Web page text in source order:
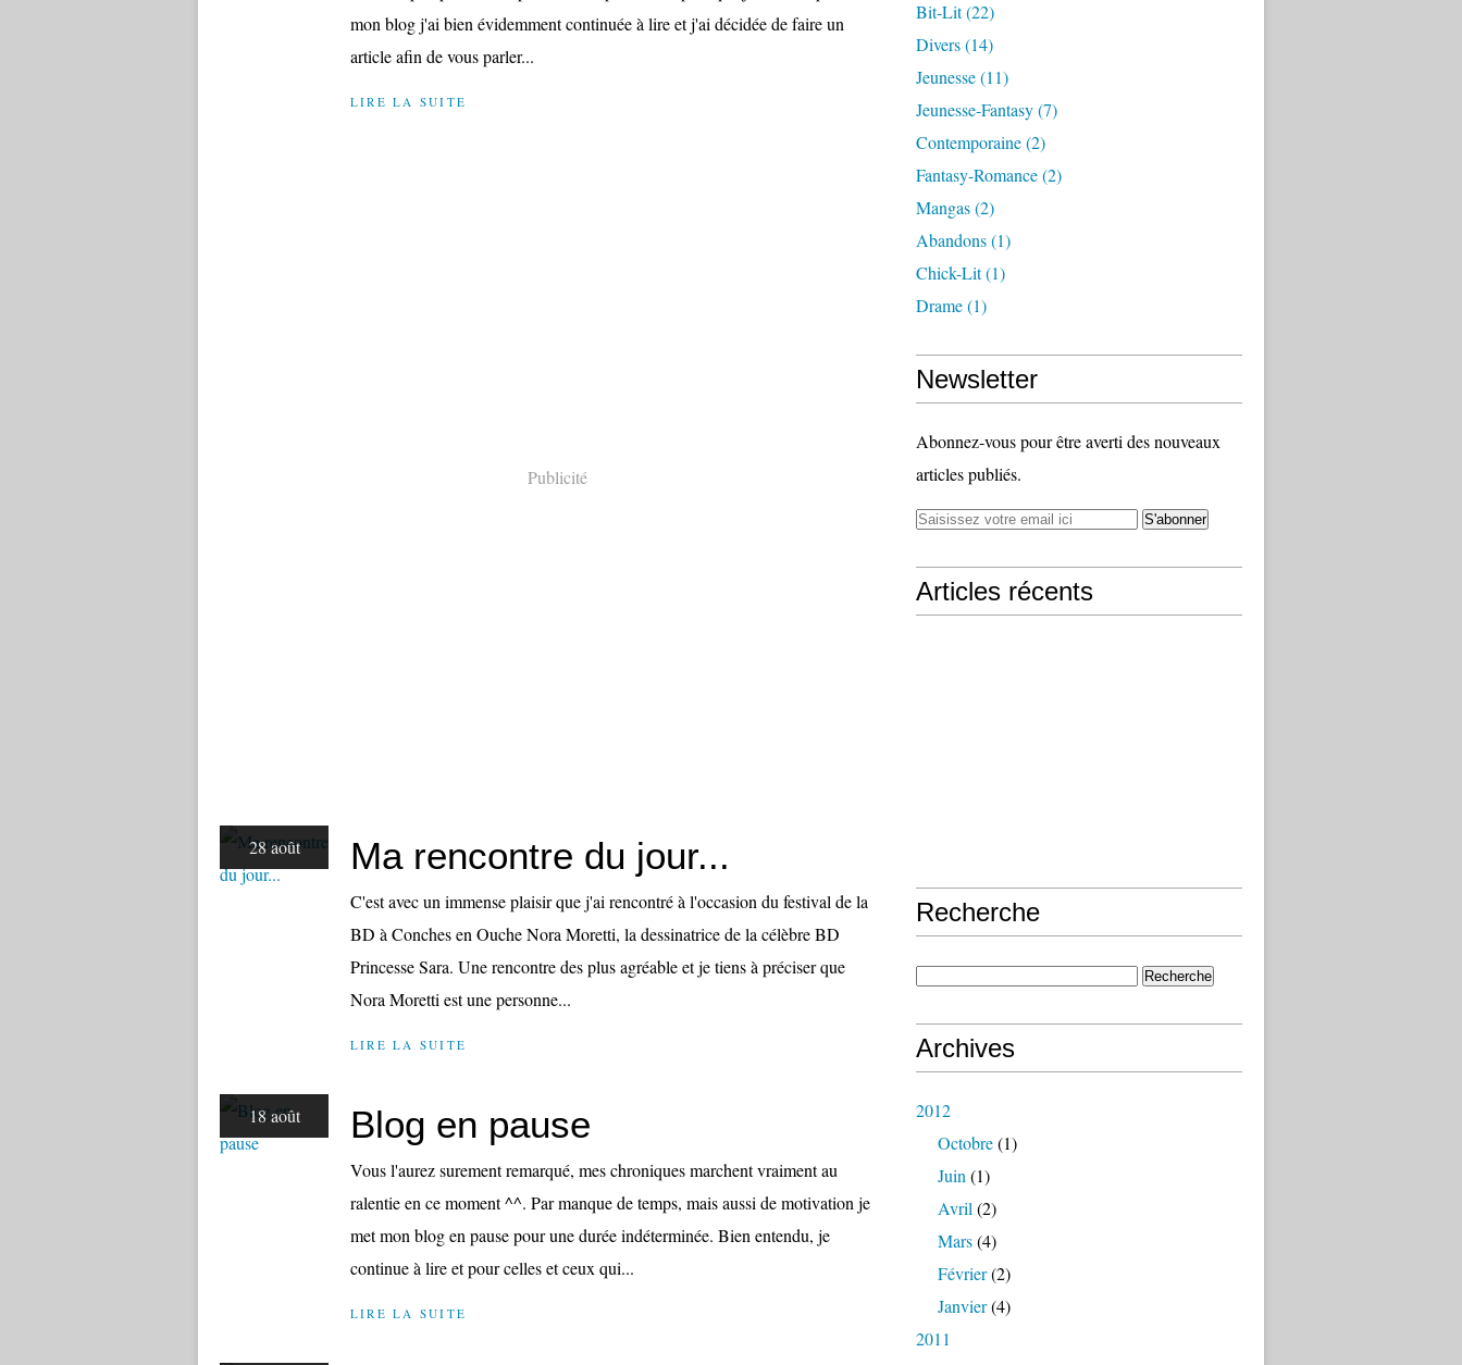
mon blog j'ai bien évidemment continuée à lire et j'ai décidée de faire un
article afin de vous parler...
LIRE LA SUITE
Publicité
28 août Ma rencontre du jour...
C'est avec un immense plaisir que j'ai rencontré à l'occasion du festival de la
BD à Conches en Ouche Nora Moretti, la dessinatrice de la célèbre BD
Princesse Sara. Une rencontre des plus agréable et je tiens à préciser que
Nora Moretti est une personne...
LIRE LA SUITE
18 août Blog en pause
Vous l'aurez surement remarqué, mes chroniques marchent vraiment au
ralentie en ce moment ^^. Par manque de temps, mais aussi de motivation je
met mon blog en pause pour une durée indéterminée. Bien entendu, je
continue à lire et pour celles et ceux qui...
LIRE LA SUITE
Bit-Lit(22)
Divers(14)
Jeunesse(11)
Jeunesse-Fantasy(7)
Contemporaine(2)
Fantasy-Romance(2)
Mangas(2)
Abandons(1)
Chick-Lit(1)
Drame(1)
Newsletter
Abonnez-vous pour être averti des nouveaux
articles publiés.
Articles récents
Recherche
Archives
2012
Octobre(1)
Juin (1)
Avril (2)
Mars(4)
Février(2)
Janvier(4)
2011